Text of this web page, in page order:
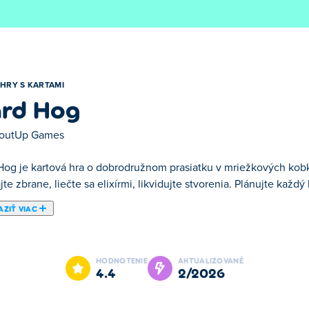
HRY S KARTAMI
Hog
Games
je kartová hra o dobrodružnom prasiatku v mriežkových
zbrane, liečte sa elixírmi, likvidujte stvorenia. Plánujte každý
VIAC
ktorú vytvorila spoločnosť SnoutUp Games. Vydajte sa na
hry a zlepšili svoje šance na prežitie pomocou trvalých
súbojov s bossmi a mnoho ďalšieho! Pripravte sa na
HODNOTENIE
4.4
AKTUALIZOVANÉ
2/2026